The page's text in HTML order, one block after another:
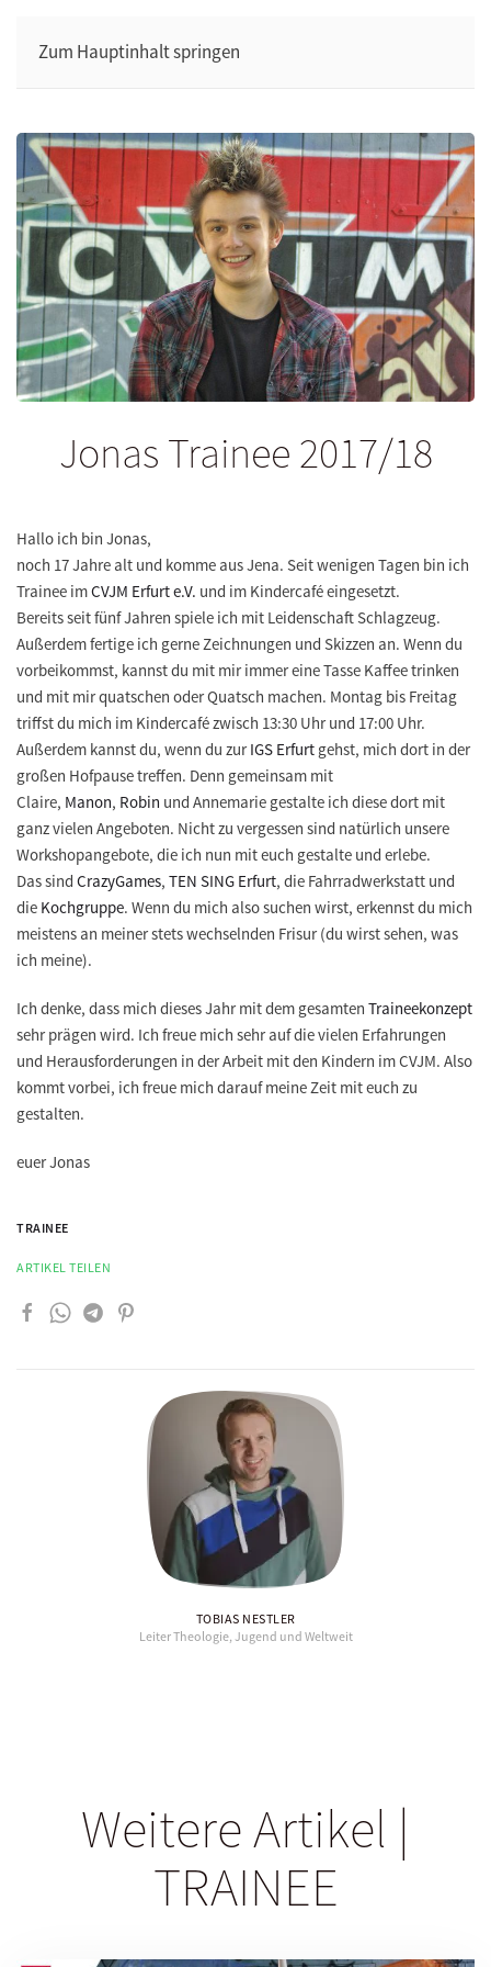
Zum Hauptinhalt springen
Jonas Trainee 2017/18
Hallo ich bin Jonas,
noch 17 Jahre alt und komme aus Jena. Seit wenigen Tagen bin ich
Trainee imCVJM Erfurt e.V. und im Kindercafé eingesetzt.
Bereits seit fünf Jahren spiele ich mit Leidenschaft Schlagzeug.
Außerdem fertige ich gerne Zeichnungen und Skizzen an. Wenn du
vorbeikommst, kannst du mit mir immer eine Tasse Kaffee trinken
und mit mir quatschen oder Quatsch machen. Montag bis Freitag
triffst du mich im Kindercafé zwisch 13:30 Uhr und 17:00 Uhr.
Außerdem kannst du, wenn du zurIGS Erfurt gehst, mich dort in der
großen Hofpause treffen. Denn gemeinsam mit
Claire, Manon, Robin und Annemarie gestalte ich diese dort mit
ganz vielen Angeboten. Nicht zu vergessen sind natürlich unsere
Workshopangebote, die ich nun mit euch gestalte und erlebe.
Das sind CrazyGames, TEN SING Erfurt, die Fahrradwerkstatt und
die Kochgruppe. Wenn du mich also suchen wirst, erkennst du mich
meistens an meiner stets wechselnden Frisur (du wirst sehen, was
ich meine).
Ich denke, dass mich dieses Jahr mit dem gesamten Traineekonzept
sehr prägen wird. Ich freue mich sehr auf die vielen Erfahrungen
und Herausforderungen in der Arbeit mit den Kindern im CVJM. Also
kommt vorbei, ich freue mich darauf meine Zeit mit euch zu
gestalten.
euer Jonas
TRAINEE
ARTIKEL TEILEN
TOBIAS NESTLER
Leiter Theologie, Jugend und Weltweit
Weitere Artikel |
TRAINEE